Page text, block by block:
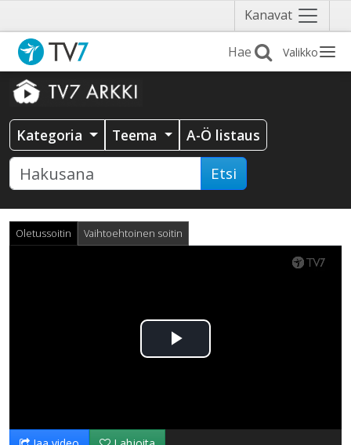
Kanavat Näytä
valikko
Valikko
Kategoria Teema A-Ö listaus
Etsi
Oletussoitin Vaihtoehtoinen soitin
Toista